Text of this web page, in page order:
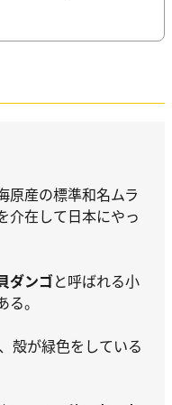
原産の標準和名ムラ
介在して日本にやっ
ダンゴと呼ばれる小
。
殻が緑色をしている